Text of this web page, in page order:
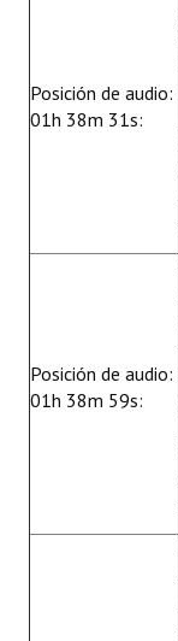
Posición de audio:
01h 38m 31s:
Posición de audio:
01h 38m 59s: